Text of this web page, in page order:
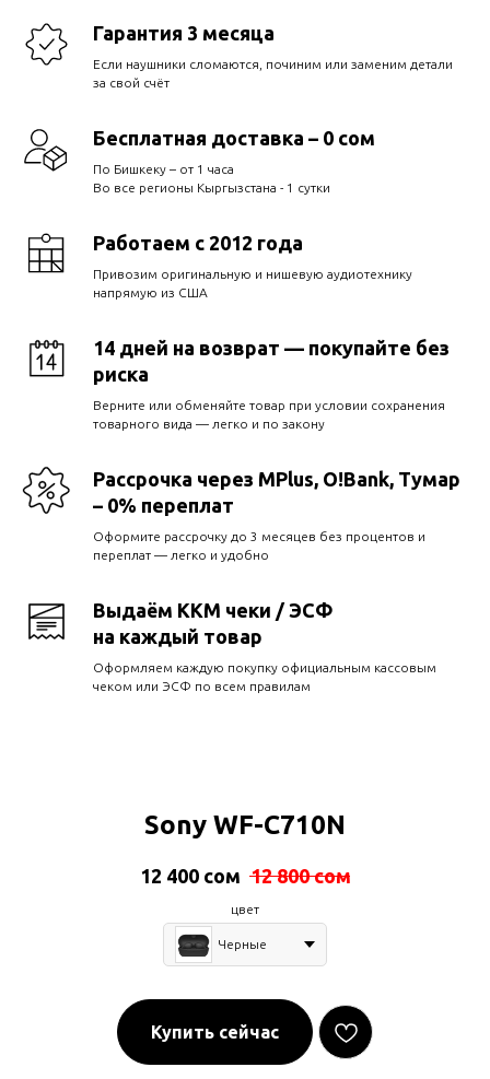
Гарантия 3 месяца
Если наушники сломаются, починим или заменим детали
за свой счёт
Бесплатная доставка – 0 сом
По Бишкеку – от 1 часа
Во все регионы Кыргызстана - 1 сутки
Работаем с 2012 года
Привозим оригинальную и нишевую аудиотехнику
напрямую из США
14 дней на возврат — покупайте без
риска
Верните или обменяйте товар при условии сохранения
товарного вида — легко и по закону
Рассрочка через MPlus, O!Bank, Тумар
– 0% переплат
Оформите рассрочку до 3 месяцев без процентов и
переплат — легко и удобно
Выдаём ККМ чеки / ЭСФ
на каждый товар
Оформляем каждую покупку официальным кассовым
чеком или ЭСФ по всем правилам
Sony WF-C710N
12 400 сом 12 800 сом
цвет
Черные
Купить сейчас